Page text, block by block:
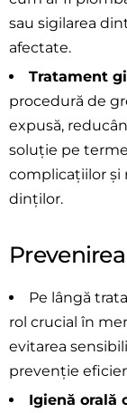
sau sigilarea
afectate.
Tratament
procedură de
expusă,
soluție pe
complicațiilor și
dinților.
Pe lângă
rol crucial în
evitarea
prevenție
Igienă orală